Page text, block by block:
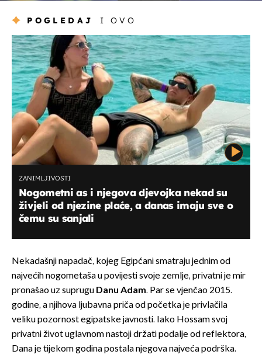
POGLEDAJ I OVO
ZANIMLJIVOSTI
Nogometni as i njegova djevojka nekad su
živjeli od njezine plaće, a danas imaju sve o
čemu su sanjali
Nekadašnji napadač, kojeg Egipćani smatraju jednim od
najvećih nogometaša u povijesti svoje zemlje, privatni je mir
pronašao uz suprugu Danu Adam. Par se vjenčao 2015.
godine, a njihova ljubavna priča od početka je privlačila
veliku pozornost egipatske javnosti. Iako Hossam svoj
privatni život uglavnom nastoji držati podalje od reflektora,
Dana je tijekom godina postala njegova najveća podrška.